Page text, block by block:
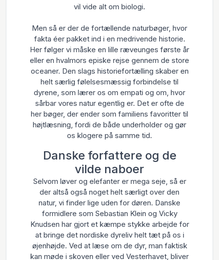
vil vide alt om biologi.
Men så er der de fortællende naturbøger, hvor
fakta éer pakket ind i en medrivende historie.
Her følger vi måske en lille ræveunges første år
eller en hvalmors episke rejse gennem de store
oceaner. Den slags historiefortælling skaber en
helt særlig følelsesmæssig forbindelse til
dyrene, som lærer os om empati og om, hvor
sårbar vores natur egentlig er. Det er ofte de
her bøger, der ender som familiens favoritter til
højtlæsning, fordi de både underholder og gør
os klogere på samme tid.
Danske forfattere og de
vilde naboer
Selvom løver og elefanter er mega seje, så er
der altså også noget helt særligt over den
natur, vi finder lige uden for døren. Danske
formidlere som Sebastian Klein og Vicky
Knudsen har gjort et kæmpe stykke arbejde for
at bringe det nordiske dyreliv helt tæt på os i
øjenhøjde. Ved at læse om de dyr, man faktisk
kan møde i skoven eller ved Vesterhavet, bliver